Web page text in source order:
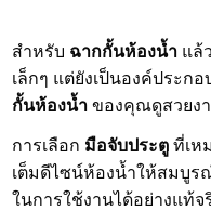
สำหรับ ฉากกั้นห้องน้ำ แล้ว
เล็กๆ แต่ยังเป็นองค์ประก
กั้นห้องน้ำ ของคุณดูสวยงา
การเลือก มือจับประตู ที่เห
เต็มดีไซน์ห้องน้ำให้สมบู
ในการใช้งานได้อย่างแท้จ